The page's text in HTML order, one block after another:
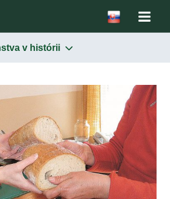
v histórii
hodnota ľudských skutkov
v histórii
a sv. Jána Pavla II.